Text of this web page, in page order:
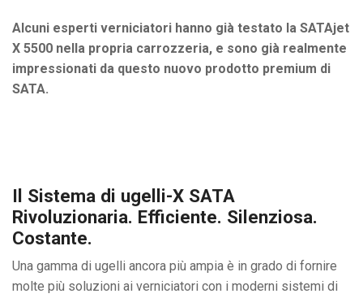
Alcuni esperti verniciatori hanno già testato la SATAjet
X 5500 nella propria carrozzeria, e sono già realmente
impressionati da questo nuovo prodotto premium di
SATA.
Il Sistema di ugelli-X SATA
Rivoluzionaria. Efficiente. Silenziosa.
Costante.
Una gamma di ugelli ancora più ampia è in grado di fornire
molte più soluzioni ai verniciatori con i moderni sistemi di